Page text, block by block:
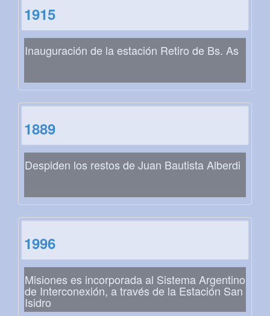
1915
Inauguración de la estación Retiro de Bs. As
1889
Despiden los restos de Juan Bautista Alberdi
1996
Misiones es incorporada al Sistema Argentino
de Interconexión, a través de la Estación San
Isidro